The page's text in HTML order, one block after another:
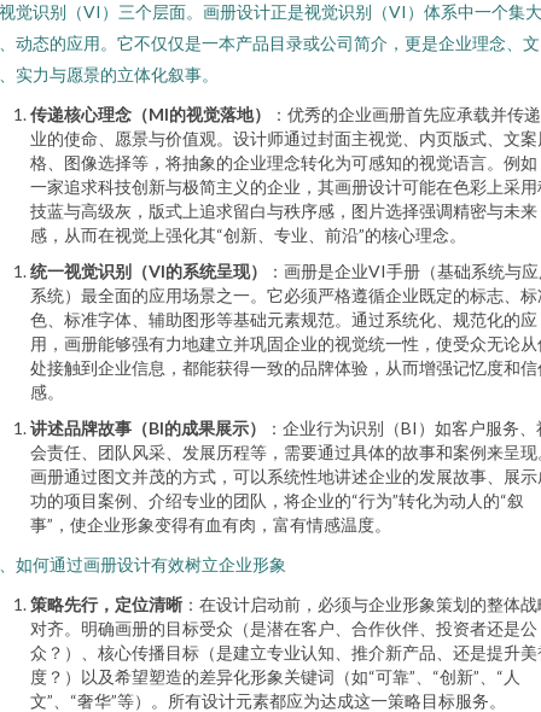
觉识别（VI）三个层面。画册设计正是视觉识别（VI）体系中一个集
动态的应用。它不仅仅是一本产品目录或公司简介，更是企业理念、文
实力与愿景的立体化叙事。
传递核心理念（MI的视觉落地）
：优秀的企业画册首先应承载并传
业的使命、愿景与价值观。设计师通过封面主视觉、内页版式、文案
格、图像选择等，将抽象的企业理念转化为可感知的视觉语言。例如
一家追求科技创新与极简主义的企业，其画册设计可能在色彩上采用
技蓝与高级灰，版式上追求留白与秩序感，图片选择强调精密与未来
感，从而在视觉上强化其“创新、专业、前沿”的核心理念。
统一视觉识别（VI的系统呈现）
：画册是企业VI手册（基础系统与
系统）最全面的应用场景之一。它必须严格遵循企业既定的标志、标
色、标准字体、辅助图形等基础元素规范。通过系统化、规范化的应
用，画册能够强有力地建立并巩固企业的视觉统一性，使受众无论从
处接触到企业信息，都能获得一致的品牌体验，从而增强记忆度和信
感。
讲述品牌故事（BI的成果展示）
：企业行为识别（BI）如客户服务、
会责任、团队风采、发展历程等，需要通过具体的故事和案例来呈现
画册通过图文并茂的方式，可以系统性地讲述企业的发展故事、展示
功的项目案例、介绍专业的团队，将企业的“行为”转化为动人的“叙
事”，使企业形象变得有血有肉，富有情感温度。
如何通过画册设计有效树立企业形象
策略先行，定位清晰 ：在设计启动前，必须与企业形象策划的整体
对齐。明确画册的目标受众（是潜在客户、合作伙伴、投资者还是公
众？）、核心传播目标（是建立专业认知、推介新产品、还是提升美
度？）以及希望塑造的差异化形象关键词（如“可靠”、“创新”、“人
文”、“奢华”等）。所有设计元素都应为达成这一策略目标服务。